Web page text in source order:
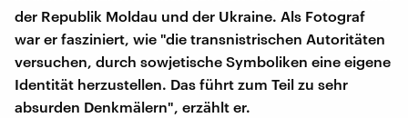
der Republik Moldau und der Ukraine. Als Fotograf
war er fasziniert, wie "die transnistrischen Autoritäten
versuchen, durch sowjetische Symboliken eine eigene
Identität herzustellen. Das führt zum Teil zu sehr
absurden Denkmälern", erzählt er.